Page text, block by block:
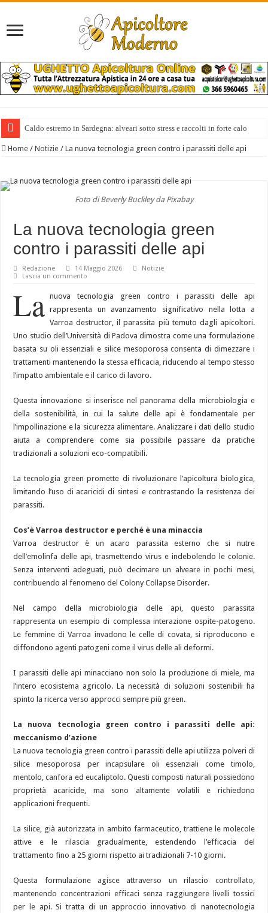
Caldo estremo in Sardegna: alveari sotto stress e raccolti in forte calo
Il miele italiano costa anche 10 volte di più di quello extra europeo
Home / Notizie / La nuova tecnologia green contro i parassiti delle api
Foto di Beverly Buckley da Pixabay
La nuova tecnologia green
contro i parassiti delle api
Redazione 14 Maggio 2026
Notizie
Lascia un commento
La nuova tecnologia green contro i parassiti delle api
rappresenta un avanzamento significativo nella lotta a
Varroa destructor, il parassita più temuto dagli apicoltori.
Uno studio dell’Università di Padova dimostra come una formulazione
basata su oli essenziali e silice mesoporosa consenta di dimezzare i
trattamenti mantenendo la stessa efficacia, riducendo al tempo stesso
l’impatto ambientale e il carico di lavoro.
Questa innovazione si inserisce nel panorama della microbiologia e
della sostenibilità, in cui la salute delle api è fondamentale per
l’impollinazione e la sicurezza alimentare. Analizzare i dati dello studio
aiuta a comprendere come sia possibile passare da pratiche
tradizionali a soluzioni eco-compatibili.
La tecnologia green promette di rivoluzionare l’apicoltura biologica,
limitando l’uso di acaricidi di sintesi e contrastando la resistenza dei
parassiti.
Cos’è Varroa destructor e perché è una minaccia
Varroa destructor è un acaro parassita esterno che si nutre
dell’emolinfa delle api, trasmettendo virus e indebolendo le colonie.
Senza interventi adeguati, può decimare un alveare in pochi mesi,
contribuendo al fenomeno del Colony Collapse Disorder.
Nel campo della microbiologia delle api, questo parassita
rappresenta un esempio di complessa interazione ospite-patogeno.
Le femmine di Varroa invadono le celle di covata, si riproducono e
diffondono agenti patogeni come il virus delle ali deformi.
I parassiti delle api minacciano non solo la produzione di miele, ma
l’intero ecosistema agricolo. La necessità di soluzioni sostenibili ha
spinto la ricerca verso approcci sempre più green.
La nuova tecnologia green contro i parassiti delle api:
meccanismo d’azione
La nuova tecnologia green contro i parassiti delle api utilizza polveri di
silice mesoporosa per incapsulare oli essenziali come timolo,
mentolo, canfora ed eucaliptolo. Questi composti naturali possiedono
proprietà acaricide, ma sono altamente volatili e richiedono
applicazioni frequenti.
La silice, già autorizzata in ambito farmaceutico, trattiene le molecole
attive e le rilascia gradualmente, estendendo l’efficacia del
trattamento fino a 25 giorni rispetto ai tradizionali 7-10 giorni.
Questa formulazione agisce attraverso un rilascio controllato,
mantenendo concentrazioni efficaci senza raggiungere livelli tossici
per le api. Si tratta di un approccio innovativo di nanotecnologia